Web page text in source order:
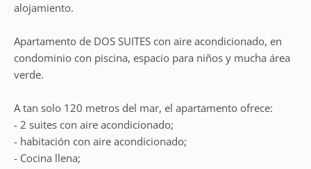
alojamiento.
Apartamento de DOS SUITES con aire acondicionado, en
condominio con piscina, espacio para niños y mucha área
verde.
A tan solo 120 metros del mar, el apartamento ofrece:
- 2 suites con aire acondicionado;
- habitación con aire acondicionado;
- Cocina llena;